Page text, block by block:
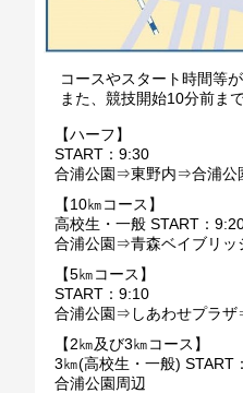
コースやスタート時間等
また、競技開始10分前ま
【ハーフ】
START：9:30
合浦公園⇒東野内⇒合浦公
【10㎞コース】
高校生・一般 START：
合浦公園⇒青森ベイブリ
【5㎞コース】
START：9:10
合浦公園⇒しあわせプラ
【2㎞及び3㎞コース】
3㎞(高校生・一般) START
合浦公園周辺